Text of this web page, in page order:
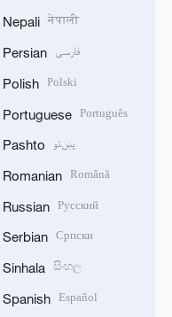
Nepali नेपाली
Persian فارسی
Polish Polski
Portuguese Português
Pashto پښتو
Romanian Română
Russian Русский
Serbian Српски
Sinhala සිංහල
Spanish Español